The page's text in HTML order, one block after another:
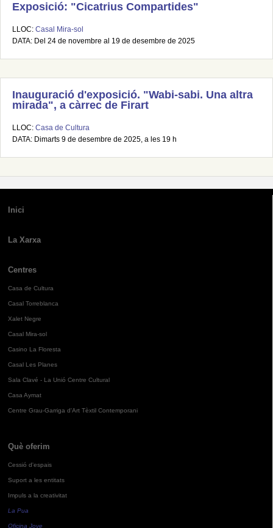
Exposició: "Cicatrius Compartides"
LLOC: Casal Mira-sol
DATA: Del 24 de novembre al 19 de desembre de 2025
Inauguració d'exposició. "Wabi-sabi. Una altra
mirada", a càrrec de Firart
LLOC: Casa de Cultura
DATA: Dimarts 9 de desembre de 2025, a les 19 h
Inici
La Xarxa
Centres
Casa de Cultura
Casal Torreblanca
Xalet Negre
Casal Mira-sol
Casino La Floresta
Casal Les Planes
Sala Clavé - La Unió Centre Cultural
Casa Aymat
Centre Grau-Garriga d'Art Tèxtil Contemporani
Què oferim
Cessió d'espais
Suport a les entitats
Impuls a la creativitat
La Pua
Oficina Jove